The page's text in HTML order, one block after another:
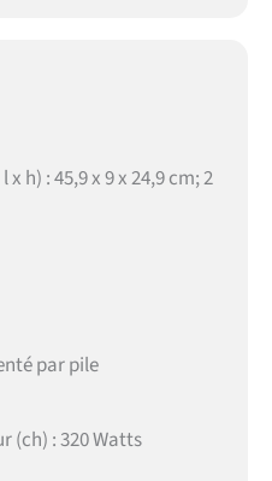
h) : 45,9 x 9 x 24,9 cm; 2
par pile
(ch) : 320 Watts